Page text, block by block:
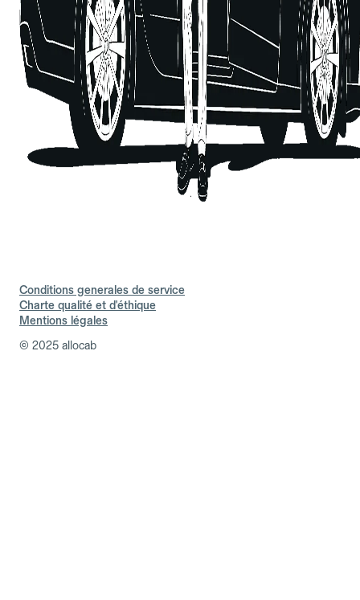
Conditions generales de service
Charte qualité et d'éthique
Mentions légales
© 2025 allocab